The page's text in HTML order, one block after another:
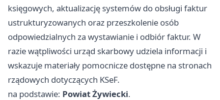
księgowych, aktualizację systemów do obsługi faktur
ustrukturyzowanych oraz przeszkolenie osób
odpowiedzialnych za wystawianie i odbiór faktur. W
razie wątpliwości urząd skarbowy udziela informacji i
wskazuje materiały pomocnicze dostępne na stronach
rządowych dotyczących KSeF.
na podstawie: Powiat Żywiecki.